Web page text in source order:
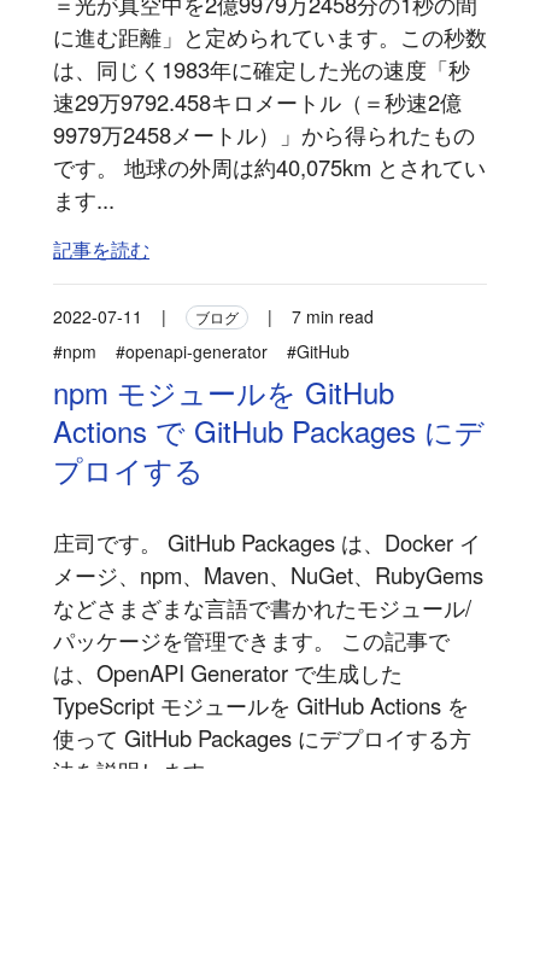
に進む距離」と定められています。この秒数
は、同じく1983年に確定した光の速度「秒
速29万9792.458キロメートル（＝秒速2億
9979万2458メートル）」から得られたもの
です。 地球の外周は約40,075km とされてい
ます...
記事を読む
2022-07-11 | ブログ |
7 min read
#npm
#openapi-generator #GitHub
npm モジュールを GitHub
Actions で GitHub Packages にデ
プロイする
庄司です。 GitHub Packages は、Docker イ
メージ、npm、Maven、NuGet、RubyGems
などさまざまな言語で書かれたモジュール/
パッケージを管理できます。 この記事で
は、OpenAPI Generator で生成した
TypeScript モジュールを GitHub Actions を
使って GitHub Packages にデプロイする方
法を説明します...